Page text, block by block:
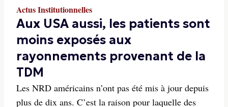
Actus Institutionnelles
Aux USA aussi, les patients sont
moins exposés aux
rayonnements provenant de la
TDM
Les NRD américains n’ont pas été mis à jour depuis
plus de dix ans. C’est la raison pour laquelle des